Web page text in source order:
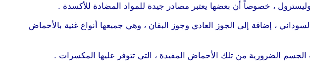
، خصوصاً أن بعضها يعتبر مصادر جيدة للمواد المضادة للأكسدة .
، إضافة إلى الجوز العادي وجوز البقان ، وهي جميعها أنواع غنية بالأحماض
الضرورية من تلك الأحماض المفيدة ، التي تتوفر عليها المكسرات .